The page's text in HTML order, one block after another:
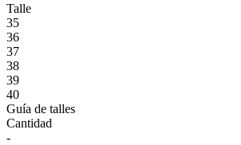
Talle
35
36
37
38
39
40
Guía de talles
Cantidad
-